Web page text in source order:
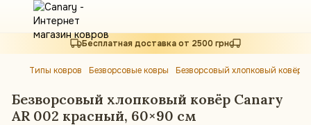
Бесплатная доставка от 2500 грн
Типы ковров Безворсовые ковры Безворсовый хлопковый
Безворсовый хлопковый ковёр Canary
AR 002 красный, 60×90 см